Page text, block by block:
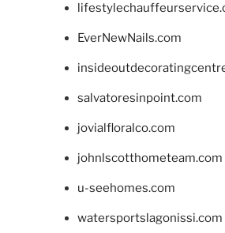
EverNewNails.com
salvatoresinpoint.com
jovialfloralco.com
johnlscotthometeam.com
u-seehomes.com
watersportslagonissi.com